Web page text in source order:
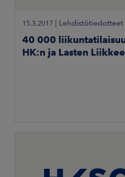
15.3.2017 Lehdistötiedotteet
40 000
HK:n ja Lasten